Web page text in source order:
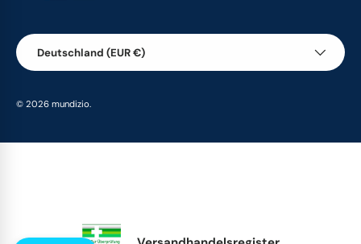
Land/Region
Deutschland (EUR €)
© 2026 mundizio.